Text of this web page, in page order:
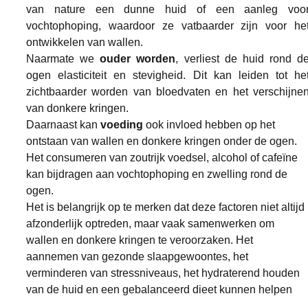
van nature een dunne huid of een aanleg
vochtophoping, waardoor ze vatbaarder zijn voor
ontwikkelen van wallen.
Naarmate we ouder worden, verliest de huid rond
ogen elasticiteit en stevigheid. Dit kan leiden tot
zichtbaarder worden van bloedvaten en het
van donkere kringen.
Daarnaast kan voeding ook invloed hebben op het
ontstaan van wallen en donkere kringen onder de ogen.
Het consumeren van zoutrijk voedsel, alcohol of cafeïne
kan bijdragen aan vochtophoping en zwelling rond de
ogen.
Het is belangrijk op te merken dat deze factoren niet altijd
afzonderlijk optreden, maar vaak samenwerken om
wallen en donkere kringen te veroorzaken. Het
aannemen van gezonde slaapgewoontes, het
verminderen van stressniveaus, het hydraterend houden
van de huid en een gebalanceerd dieet kunnen helpen